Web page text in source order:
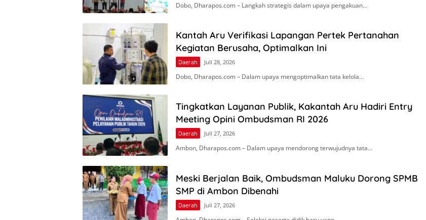
Dobo, Dharapos.com – Langkah strategis dalam upaya pengakuan…
Kantah Aru Verifikasi Lapangan Pertek Pertanahan
Kegiatan Berusaha, Optimalkan Ini
Daerah Juli 28, 2026
Dobo, Dharapos.com – Dalam upaya mengoptimalkan tata kelola…
Tingkatkan Layanan Publik, Kakantah Aru Hadiri Entry
Meeting Opini Ombudsman RI 2026
Daerah Juli 27, 2026
Ambon, Dharapos.com – Dalam upaya mendorong terwujudnya tata…
Meski Berjalan Baik, Ombudsman Maluku Dorong SPMB
SMP di Ambon Dibenahi
Daerah Juli 27, 2026